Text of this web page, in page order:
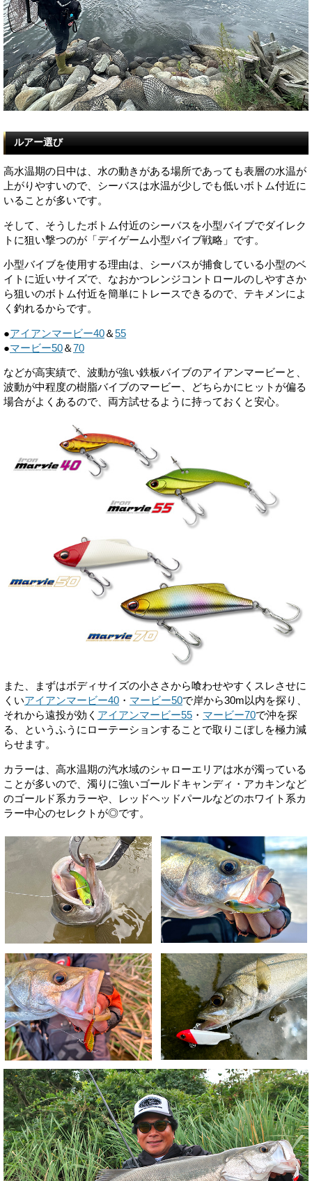
ルアー選び
高水温期の日中は、水の動きがある場所であっても表層の水温が
上がりやすいので、シーバスは水温が少しでも低いボトム付近に
いることが多いです。
そして、そうしたボトム付近のシーバスを小型バイブでダイレク
トに狙い撃つのが「デイゲーム小型バイブ戦略」です。
小型バイブを使用する理由は、シーバスが捕食している小型のベ
イトに近いサイズで、なおかつレンジコントロールのしやすさか
ら狙いのボトム付近を簡単にトレースできるので、テキメンによ
く釣れるからです。
●アイアンマービー40＆55
●マービー50＆70
などが高実績で、波動が強い鉄板バイブのアイアンマービーと、
波動が中程度の樹脂バイブのマービー、どちらかにヒットが偏る
場合がよくあるので、両方試せるように持っておくと安心。
また、まずはボディサイズの小ささから喰わせやすくスレさせに
くいアイアンマービー40 ・ マービー50で岸から30m以内を探り、
それから遠投が効く アイアンマービー55 ・ マービー70で沖を探
る、というふうにローテーションすることで取りこぼしを極力減
らせます。
カラーは、高水温期の汽水域のシャローエリアは水が濁っている
ことが多いので、濁りに強いゴールドキャンディ・アカキンなど
のゴールド系カラーや、レッドヘッドパールなどのホワイト系カ
ラー中心のセレクトが◎です。